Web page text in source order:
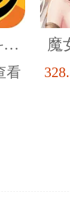
荒野乱斗最新版
看
魔